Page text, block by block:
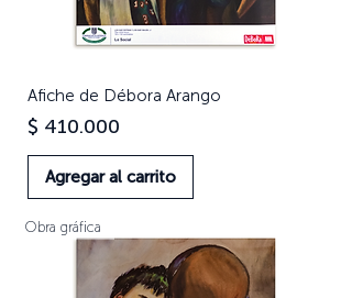
Afiche de Débora Arango
Precio
$ 410.000
Agregar al carrito
Obra gráfica